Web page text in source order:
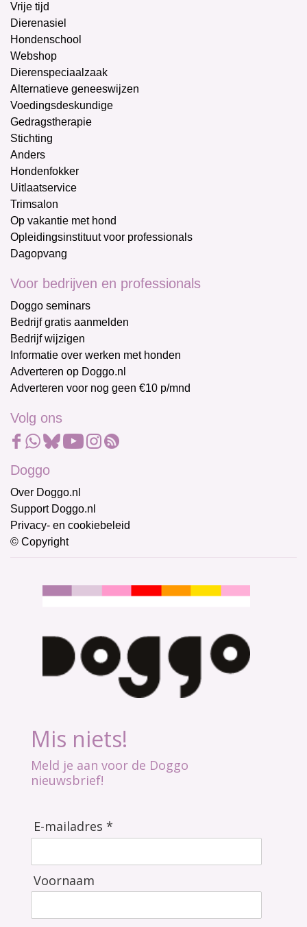
Vrije tijd
Dierenasiel
Hondenschool
Webshop
Dierenspeciaalzaak
Alternatieve geneeswijzen
Voedingsdeskundige
Gedragstherapie
Stichting
Anders
Hondenfokker
Uitlaatservice
Trimsalon
Op vakantie met hond
Opleidingsinstituut voor professionals
Dagopvang
Voor bedrijven en professionals
Doggo seminars
Bedrijf gratis aanmelden
Bedrijf wijzigen
Informatie over werken met honden
Adverteren op Doggo.nl
Adverteren voor nog geen €10 p/mnd
Volg ons
Doggo
Over Doggo.nl
Support Doggo.nl
Privacy- en cookiebeleid
© Copyright
Mis niets!
Meld je aan voor de Doggo
nieuwsbrief!
E-mailadres *
Voornaam